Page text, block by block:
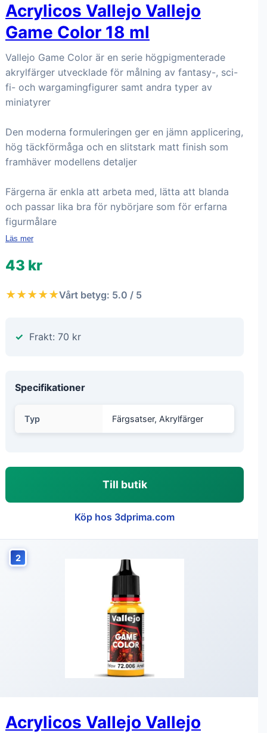
Acrylicos Vallejo Vallejo
Game Color 18 ml
Vallejo Game Color är en serie högpigmenterade
akrylfärger utvecklade för målning av fantasy-, sci-
fi- och wargamingfigurer samt andra typer av
miniatyrer
Den moderna formuleringen ger en jämn applicering,
hög täckförmåga och en slitstark matt finish som
framhäver modellens detaljer
Färgerna är enkla att arbeta med, lätta att blanda
och passar lika bra för nybörjare som för erfarna
figurmålare
Läs mer
43 kr
★★★★★Vårt betyg: 5.0 / 5
Frakt: 70 kr
Specifikationer
Typ Färgsatser, Akrylfärger
Till butik
Köp hos 3dprima.com
2
Acrylicos Vallejo Vallejo